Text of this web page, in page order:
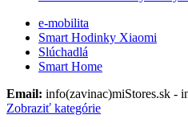
e-mobilita
Smart Hodinky Xiaomi
Slúchadlá
Smart Home
Email: info(zavinac)miStores.sk -
Zobraziť kategórie